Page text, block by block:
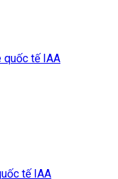
quốc tế IAA
tế IAA